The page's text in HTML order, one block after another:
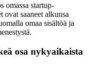
omassa startup-
ovat saaneet alkunsa
omaa sisältöä ja
osa nykyaikaista